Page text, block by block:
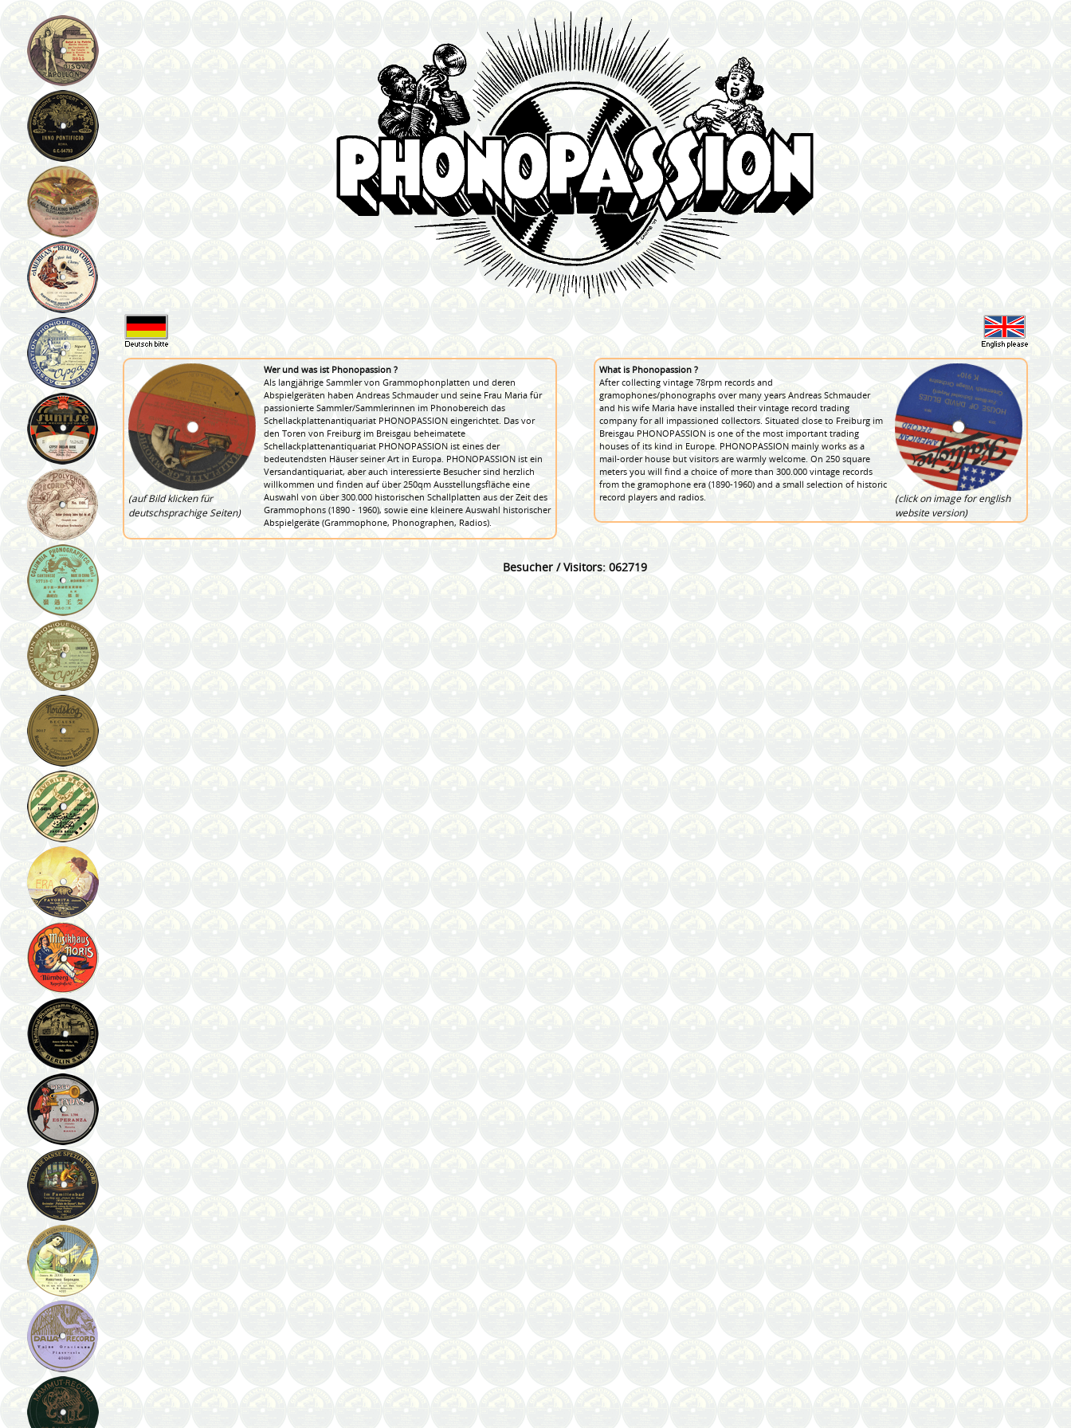
(auf Bild klicken für
deutschsprachige Seiten)
Wer und was ist Phonopassion ?
Als langjährige Sammler von Grammophonplatten und deren
Abspielgeräten haben Andreas Schmauder und seine Frau Maria für
passionierte Sammler/Sammlerinnen im Phonobereich das
Schellackplattenantiquariat PHONOPASSION eingerichtet. Das vor
den Toren von Freiburg im Breisgau beheimatete
Schellackplattenantiquariat PHONOPASSION ist eines der
bedeutendsten Häuser seiner Art in Europa. PHONOPASSION ist ein
Versandantiquariat, aber auch interessierte Besucher sind herzlich
willkommen und finden auf über 250qm Ausstellungsfläche eine
Auswahl von über 300.000 historischen Schallplatten aus der Zeit des
Grammophons (1890 - 1960), sowie eine kleinere Auswahl historischer
Abspielgeräte (Grammophone, Phonographen, Radios).
(click on image for english
website version)
What is Phonopassion ?
After collecting vintage 78rpm records and
gramophones/phonographs over many years Andreas Schmauder
and his wife Maria have installed their vintage record trading
company for all impassioned collectors. Situated close to Freiburg im
Breisgau PHONOPASSION is one of the most important trading
houses of its kind in Europe. PHONOPASSION mainly works as a
mail-order house but visitors are warmly welcome. On 250 square
meters you will find a choice of more than 300.000 vintage records
from the gramophone era (1890-1960) and a small selection of historic
record players and radios.
Besucher / Visitors: 062719